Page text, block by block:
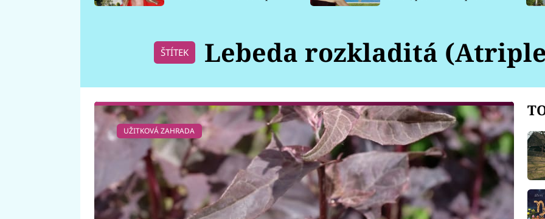
ŠTÍTEK Lebeda rozkladitá
UŽITKOVÁ ZAHRADA